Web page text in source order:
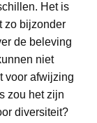
Het is
zo bijzonder
de beleving
niet
voor afwijzing
zou het zijn
diversiteit?